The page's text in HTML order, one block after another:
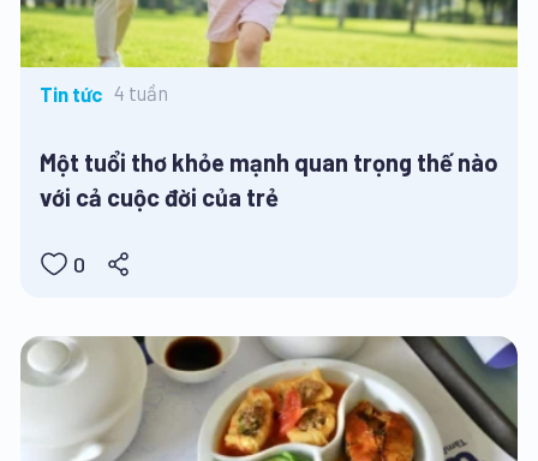
Tin tức 4 tuần
Một tuổi thơ khỏe mạnh quan trọng thế nào
với cả cuộc đời của trẻ
0